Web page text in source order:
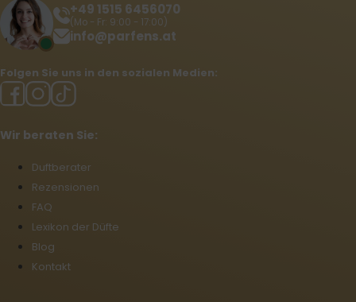
+49 1515 6456070
(Mo - Fr: 9:00 - 17:00)
info@parfens.at
Folgen Sie uns in den sozialen Medien:
Wir beraten Sie:
Duftberater
Rezensionen
FAQ
Lexikon der Düfte
Blog
Kontakt